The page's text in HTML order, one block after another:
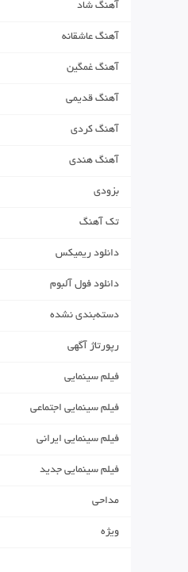
آهنگ شاد
آهنگ عاشقانه
آهنگ غمگین
آهنگ قدیمی
آهنگ کردی
آهنگ هندی
بزودی
تک آهنگ
دانلود ریمیکس
دانلود فول آلبوم
دسته‌بندی نشده
رپورتاژ آگهی
فیلم سینمایی
فیلم سینمایی اجتماعی
فیلم سینمایی ایرانی
فیلم سینمایی جدید
مداحی
ویژه